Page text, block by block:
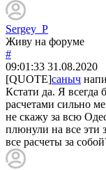
Sergey_P
Живу на форуме
#
09:01:33 31.08.2020
[QUOTE]саныч
Кстати да. Я всегда
расчетами сильно
не скажу за всю
плюнули на все эти
все расчеты за